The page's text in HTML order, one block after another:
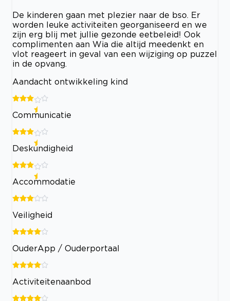
De kinderen gaan met plezier naar de bso. Er
worden leuke activiteiten georganiseerd en we
zijn erg blij met jullie gezonde eetbeleid! Ook
complimenten aan Wia die altijd meedenkt en
vlot reageert in geval van een wijziging op puzzel
in de opvang.
Aandacht ontwikkeling kind
Communicatie
Deskundigheid
Accommodatie
Veiligheid
OuderApp / Ouderportaal
Activiteitenaanbod